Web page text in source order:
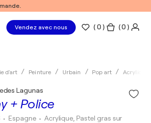
Vendez avec nous (0 ) ( 0 )
d'art Peinture Urbain Pop art Acrylique
+ Police
Lagunas
• Espagne • Acrylique, Pastel gras sur